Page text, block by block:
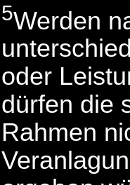
5Werden
oder
dürfen die
Rahmen